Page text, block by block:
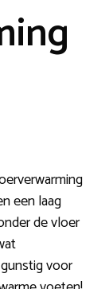
een laag
de vloer
voor